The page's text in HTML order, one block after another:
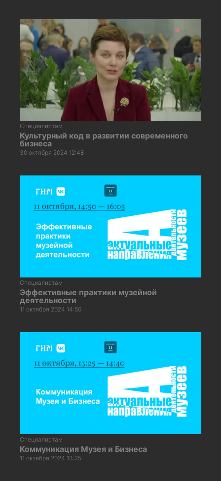
Специалистам
Культурный код в развитии современного
бизнеса
30 октября 2024 12:48
Специалистам
Эффективные практики музейной
деятельности
11 октября 2024 14:50
Специалистам
Коммуникация Музея и Бизнеса
11 октября 2024 13:25